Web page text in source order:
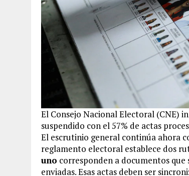
El Consejo Nacional Electoral (CNE)
suspendido con el 57% de actas
El escrutinio general continúa ahora
reglamento electoral establece dos
uno corresponden a documentos
enviadas. Esas actas deben ser